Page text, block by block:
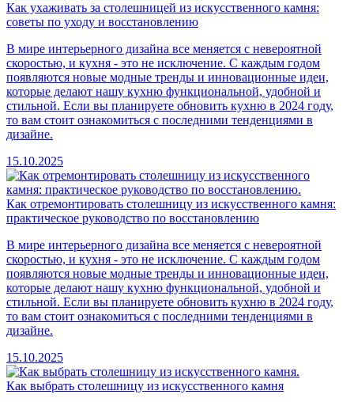
Как ухаживать за столешницей из искусственного камня:
советы по уходу и восстановлению
В мире интерьерного дизайна все меняется с невероятной
скоростью, и кухня - это не исключение. С каждым годом
появляются новые модные тренды и инновационные идеи,
которые делают нашу кухню функциональной, удобной и
стильной. Если вы планируете обновить кухню в 2024 году,
то вам стоит ознакомиться с последними тенденциями в
дизайне.
15.10.2025
Как отремонтировать столешницу из искусственного камня:
практическое руководство по восстановлению
В мире интерьерного дизайна все меняется с невероятной
скоростью, и кухня - это не исключение. С каждым годом
появляются новые модные тренды и инновационные идеи,
которые делают нашу кухню функциональной, удобной и
стильной. Если вы планируете обновить кухню в 2024 году,
то вам стоит ознакомиться с последними тенденциями в
дизайне.
15.10.2025
Как выбрать столешницу из искусственного камня